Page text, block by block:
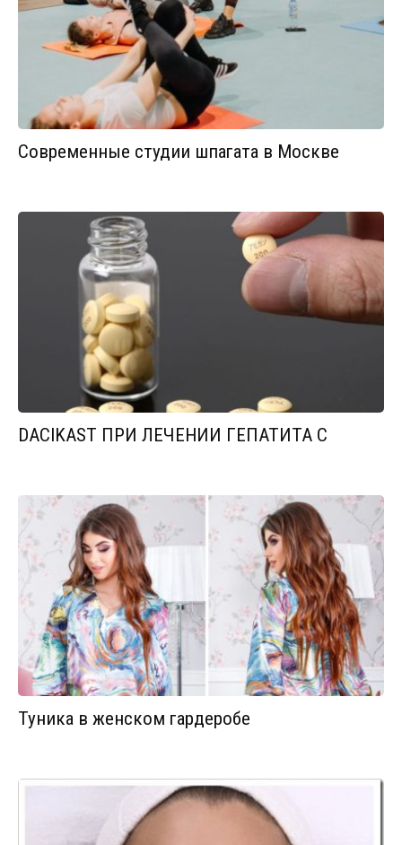
Современные студии шпагата в Москве
DACIKAST ПРИ ЛЕЧЕНИИ ГЕПАТИТА С
Туника в женском гардеробе